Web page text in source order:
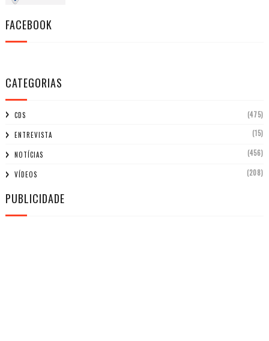
FACEBOOK
CATEGORIAS
CDS (475)
ENTREVISTA (15)
NOTÍCIAS (456)
VÍDEOS (208)
PUBLICIDADE